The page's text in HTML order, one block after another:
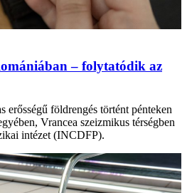
– folytatódik az
erősségű földrengés történt pénteken
Vrancea szeizmikus térségben
intézet (INCDFP).